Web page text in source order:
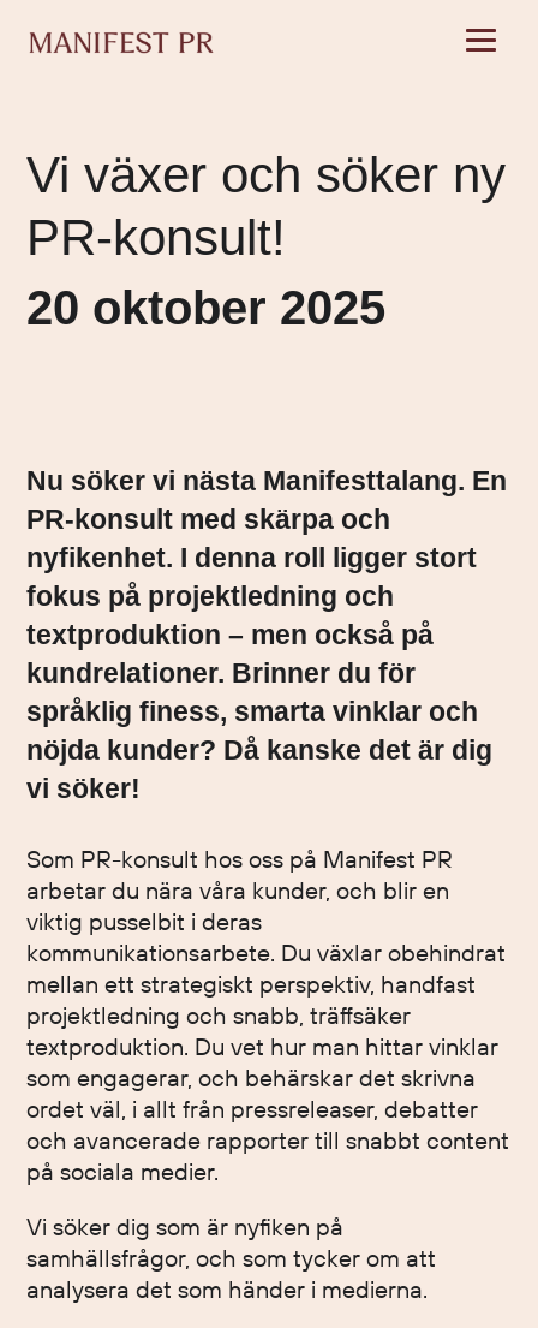
Vi växer och söker ny
PR-konsult!
20 oktober 2025
Nu söker vi nästa Manifesttalang. En
PR-konsult med skärpa och
nyfikenhet. I denna roll ligger stort
fokus på projektledning och
textproduktion – men också på
kundrelationer. Brinner du för
språklig finess, smarta vinklar och
nöjda kunder? Då kanske det är dig
vi söker!
Som PR-konsult hos oss på Manifest PR
arbetar du nära våra kunder, och blir en
viktig pusselbit i deras
kommunikationsarbete. Du växlar obehindrat
mellan ett strategiskt perspektiv, handfast
projektledning och snabb, träffsäker
textproduktion. Du vet hur man hittar vinklar
som engagerar, och behärskar det skrivna
ordet väl, i allt från pressreleaser, debatter
och avancerade rapporter till snabbt content
på sociala medier.
Vi söker dig som är nyfiken på
samhällsfrågor, och som tycker om att
analysera det som händer i medierna.